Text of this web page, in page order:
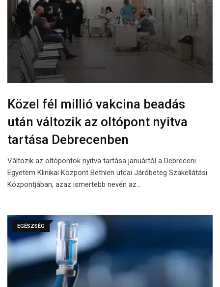
Közel fél millió vakcina beadás
után változik az oltópont nyitva
tartása Debrecenben
Változik az oltópontok nyitva tartása januártól a Debreceni
Egyetem Klinikai Központ Bethlen utcai Járóbeteg Szakellátási
Központjában, azaz ismertebb nevén az…
EGÉSZSÉG